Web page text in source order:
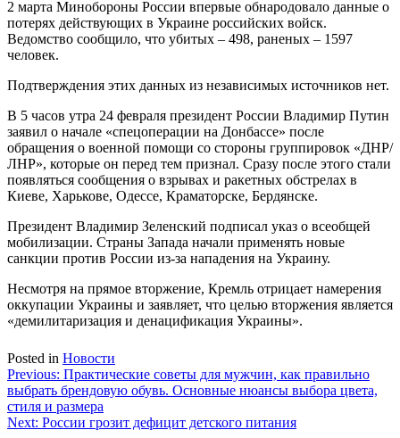
2 марта Минобороны России впервые обнародовало данные о
потерях действующих в Украине российских войск.
Ведомство сообщило, что убитых – 498, раненых – 1597
человек.
Подтверждения этих данных из независимых источников нет.
В 5 часов утра 24 февраля президент России Владимир Путин
заявил о начале «спецоперации на Донбассе» после
обращения о военной помощи со стороны группировок «ДНР/
ЛНР», которые он перед тем признал. Сразу после этого стали
появляться сообщения о взрывах и ракетных обстрелах в
Киеве, Харькове, Одессе, Краматорске, Бердянске.
Президент Владимир Зеленский подписал указ о всеобщей
мобилизации. Страны Запада начали применять новые
санкции против России из-за нападения на Украину.
Несмотря на прямое вторжение, Кремль отрицает намерения
оккупации Украины и заявляет, что целью вторжения является
«демилитаризация и денацификация Украины».
Posted in Новости
Навигация
по
записям
Previous: Практические советы для мужчин, как правильно
выбрать брендовую обувь. Основные нюансы выбора цвета,
стиля и размера
Next: России грозит дефицит детского питания